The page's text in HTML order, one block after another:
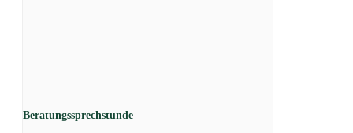
Beratungssprechstunde